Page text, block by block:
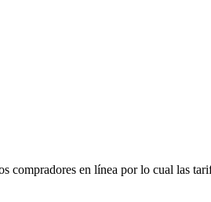
en línea por lo cual las